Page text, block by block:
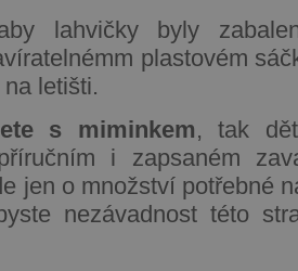
lahvičky byly
plastovém
letišti.
s miminkem, tak
i zapsaném
jen o množství potřebné
nezávadnost této